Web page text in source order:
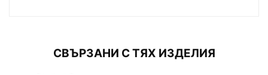
СВЪРЗАНИ С ТЯХ ИЗДЕЛИЯ